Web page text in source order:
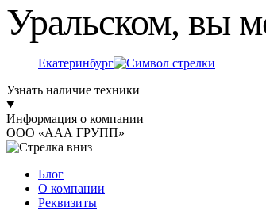
Уральском, вы
Екатеринбург
Узнать наличие техники
Информация о компании
ООО «ААА ГРУПП»
Блог
О компании
Реквизиты